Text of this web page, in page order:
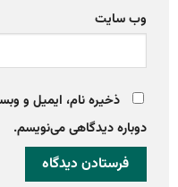
وب‌ سایت
ذخیره نام، ایمیل و
دوباره دیدگاهی می‌نویسم.